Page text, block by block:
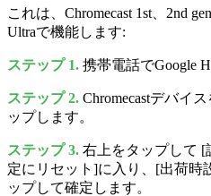
これは、Chromecast 1st、2nd
Ultraで機能します:
ステップ 1. 携帯電話でGoogle
ステップ 2. Chromecastデバイ
ップします。
ステップ 3. 右上をタップして [
定にリセット]に入り、[出荷時
ップして確定します。